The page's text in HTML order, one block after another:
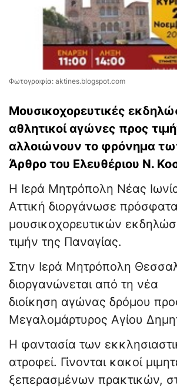
Φωτογραφία: aktines.blogspot.com
Μουσικοχορευτικές
αθλητικοί αγώνες προς
αλλοιώνουν το φρόνημα
Άρθρο του Ελευθέριου Ν.
Η Ιερά Μητρόπολη Νέας
Αττική διοργάνωσε
μουσικοχορευτικών
τιμήν της Παναγίας.
Στην Ιερά Μητρόπολη
διοργανώνεται από τη νέα
διοίκηση αγώνας δρόμου
Μεγαλομάρτυρος Αγίου
Η φαντασία των
ατροφεί. Γίνονται κακοί
ξεπερασμένων πρακτικών,